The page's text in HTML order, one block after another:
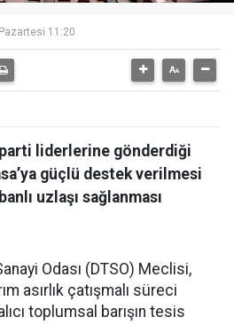
11:20
liderlerine gönderdiği
güçlü destek verilmesi
uzlaşı sağlanması
Odası (DTSO) Meclisi,
asırlık çatışmalı süreci
toplumsal barışın tesis